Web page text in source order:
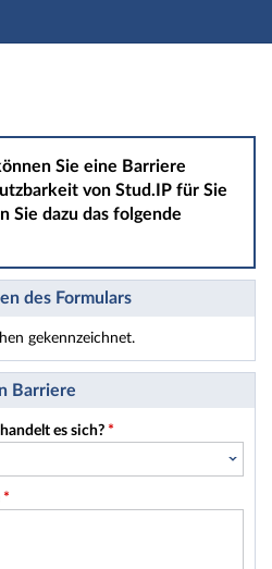
Sie eine Barriere
von Stud.IP für Sie
Sie dazu das folgende
des Formulars
gekennzeichnet.
Barriere
es sich? *
*